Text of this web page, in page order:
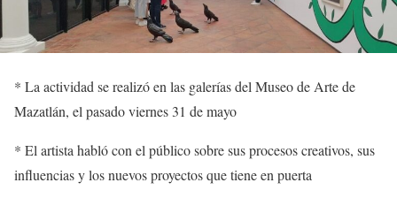
* La actividad se realizó en las galerías del Museo de Arte de
Mazatlán, el pasado viernes 31 de mayo
* El artista habló con el público sobre sus procesos creativos, sus
influencias y los nuevos proyectos que tiene en puerta